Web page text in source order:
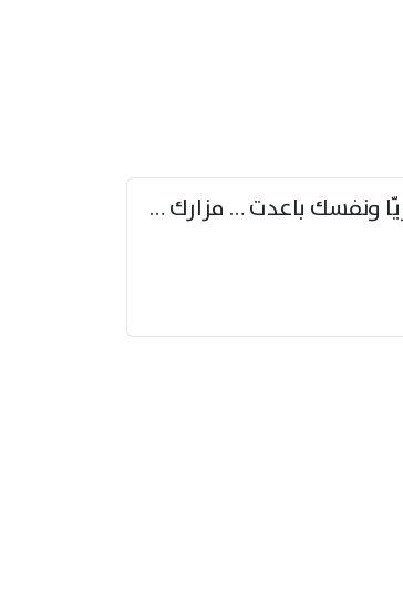
حننت إلى ريّا ونفسك باعدت … مزارك من ريّا وشعباكما معا